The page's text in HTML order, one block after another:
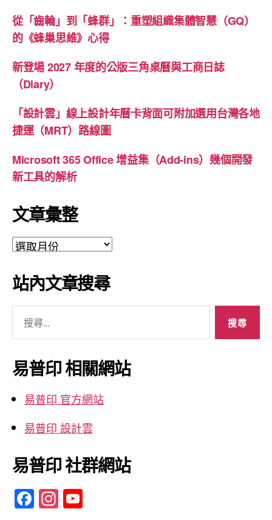
從「齒輪」到「蜂群」：重塑組織集體智慧（GQ）
的《蜂巢思維》心得
新登場 2027 年度的公版三角桌曆與工商日誌
（Diary）
「設計雲」線上設計年曆卡背面可附加選用台灣各地
捷運（MRT）路線圖
Microsoft 365 Office 增益集（Add-ins）幾個開發
新工具的解析
文章彙整
文
彙
整
站內文章搜尋
關
鍵
字:
易普印 相關網站
易普印 官方網站
易普印 設計雲
易普印 社群網站
F In